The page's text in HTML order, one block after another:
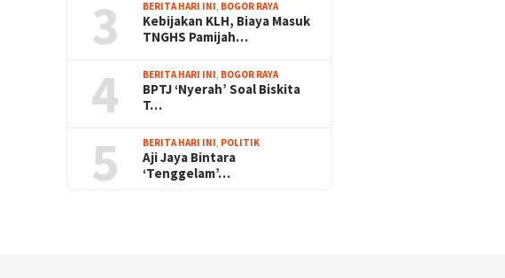
3 BERITA HARI INI, BOGOR RAYA
Kebijakan KLH, Biaya Masuk
TNGHS Pamijah…
4 BERITA HARI INI, BOGOR RAYA
BPTJ ‘Nyerah’ Soal Biskita
T…
5 BERITA HARI INI, POLITIK
Aji Jaya Bintara
‘Tenggelam’…